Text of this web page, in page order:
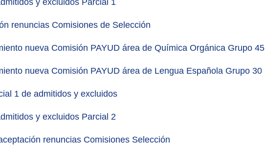
renuncias Comisiones de Selección
nueva Comisión PAYUD área de Química Orgánica Grupo 45
nueva Comisión PAYUD área de Lengua Española Grupo 30
1 de admitidos y excluidos
y excluidos Parcial 2
renuncias Comisiones Selección